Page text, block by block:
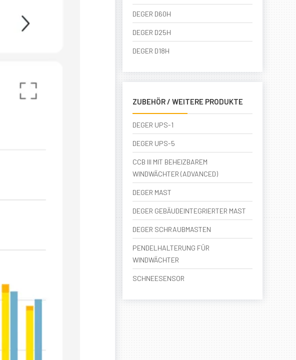
DEGER D60H
DEGER D25H
DEGER D18H
ZUBEHÖR / WEITERE PRODUKTE
DEGER UPS-1
DEGER UPS-5
CCB III MIT BEHEIZBAREM
WINDWÄCHTER (ADVANCED)
DEGER MAST
DEGER GEBÄUDEINTEGRIERTER MAST
DEGER SCHRAUBMASTEN
PENDELHALTERUNG FÜR
WINDWÄCHTER
SCHNEESENSOR